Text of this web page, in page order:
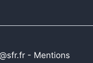
- Mentions